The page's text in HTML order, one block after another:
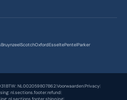
BruynzeelScotchOxfordEsseltePentelParker
|BTW: NL002059807B62|Voorwaarden|Privacy|
nl.sections.footer.refund|